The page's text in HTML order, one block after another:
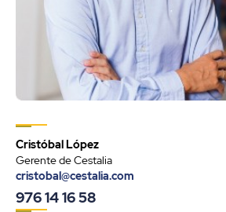
Cristóbal López
Gerente de Cestalia
cristobal@cestalia.com
976 14 16 58